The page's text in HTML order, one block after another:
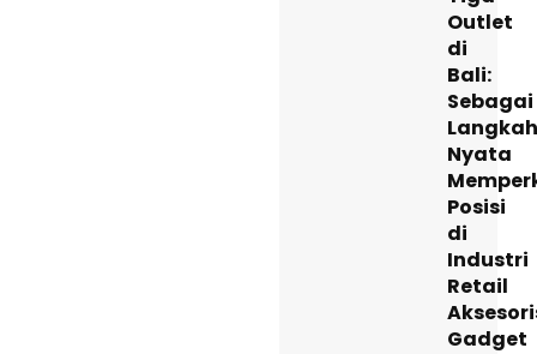
Outlet
di
Bali:
Sebagai
Langkah
Nyata
Posisi
di
Industri
Retail
Gadget